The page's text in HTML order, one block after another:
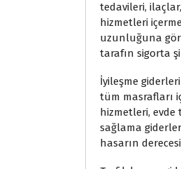
tedavileri,
hizmetleri
uzunluğuna
tarafın sigorta
İyileşme
tüm masrafları
hizmetleri, evde
sağlama
hasarın